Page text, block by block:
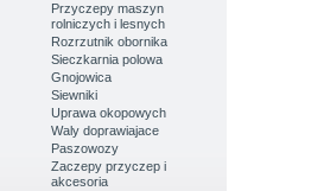
Przyczepy maszyn
rolniczych i lesnych
Rozrzutnik obornika
Sieczkarnia polowa
Gnojowica
Siewniki
Uprawa okopowych
Waly doprawiajace
Paszowozy
Zaczepy przyczep i
akcesoria